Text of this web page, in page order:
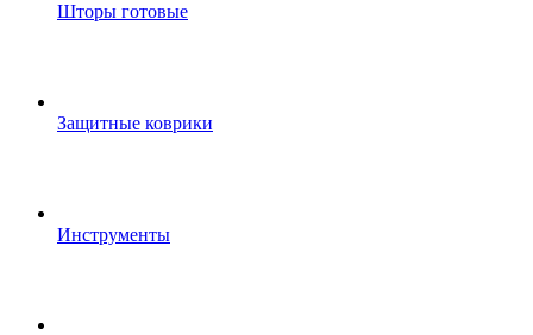
Шторы готовые
Защитные коврики
Инструменты